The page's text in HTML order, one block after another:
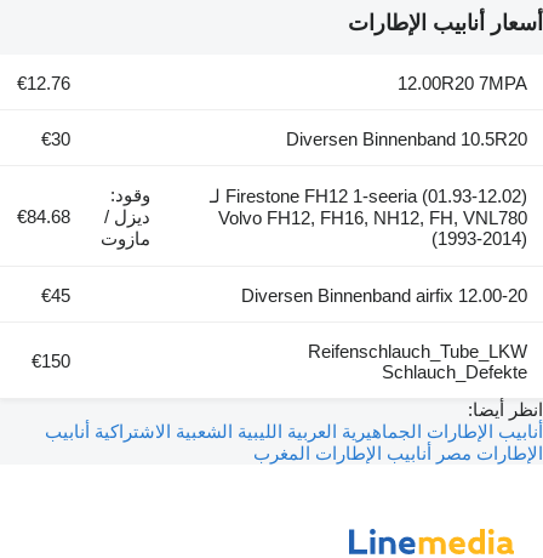
أسعار أنابيب الإطارات
12.00R20 7MPA
€12.76
Diversen Binnenband 10.5R20
€30
Firestone FH12 1-seeria (01.93-12.02) لـ
Volvo FH12, FH16, NH12, FH, VNL780
(1993-2014)
وقود:
ديزل /
مازوت
€84.68
Diversen Binnenband airfix 12.00-20
€45
Reifenschlauch_Tube_LKW
Schlauch_Defekte
€150
انظر أيضا:
أنابيب الإطارات الجماهيرية العربية الليبية الشعبية الاشتراكية أنابيب
الإطارات مصر أنابيب الإطارات المغرب